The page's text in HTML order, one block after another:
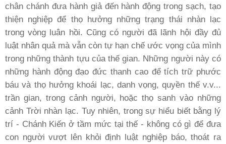
chân chánh đưa hành giả đến hành động trong sạch, tạo
thiện nghiệp để thọ hưởng những trạng thái nhàn lạc
trong vòng luân hồi. Cũng có người đã lãnh hội đầy đủ
luật nhân quả mà vẫn còn tự hạn chế ước vọng của mình
trong những thành tựu của thế gian. Những người này có
những hành động đạo đức thanh cao để tích trữ phước
báu và thọ hưởng khoái lạc, danh vọng, quyền thế v.v...
trần gian, trong cảnh người, hoặc thọ sanh vào những
cảnh Trời nhàn lạc. Tuy nhiên, trong sự hiểu biết bằng lý
trí - Chánh Kiến ở tầm mức tại thế - không có gì để đưa
con người vượt lên khỏi định luật nghiệp báo, thoát ra